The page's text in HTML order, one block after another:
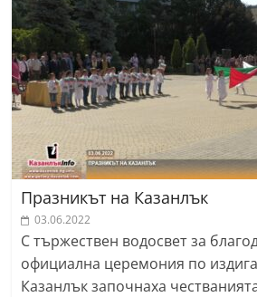
Празникът на Казанлък
03.06.2022
С тържествен водосвет за
официална церемония по
Казанлък започнаха